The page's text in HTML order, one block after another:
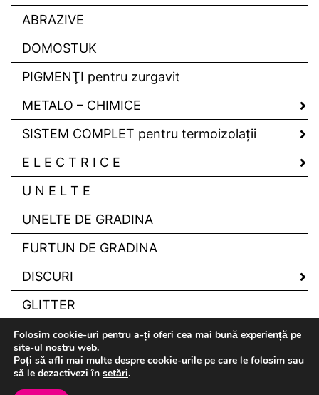
ABRAZIVE
DOMOSTUK
PIGMENŢI pentru zurgavit
METALO – CHIMICE
SISTEM COMPLET pentru termoizolaţii
E L E C T R I C E
U N E L T E
UNELTE DE GRADINA
FURTUN DE GRADINA
DISCURI
GLITTER
Folosim cookie-uri pentru a-ți oferi cea mai bună experiență pe
site-ul nostru web.
Poți să afli mai multe despre cookie-urile pe care le folosim sau
să le dezactivezi în setări.